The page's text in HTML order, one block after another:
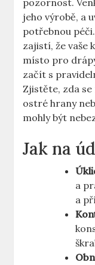
pozornost.
jeho výrobě, a
potřebnou
zajistí, že vaše
místo pro
začít s
Zjistěte, zda
ostré hrany
mohly být
Jak na
a
a